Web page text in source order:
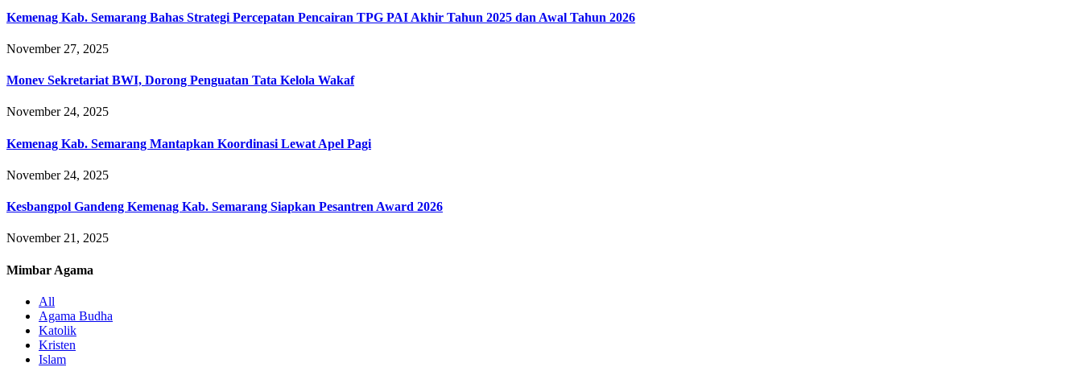
Kemenag Kab. Semarang Bahas Strategi Percepatan Pencairan TPG PAI Akhir Tahun 2025 dan Awal Tahun 2026
November 27, 2025
Monev Sekretariat BWI, Dorong Penguatan Tata Kelola Wakaf
November 24, 2025
Kemenag Kab. Semarang Mantapkan Koordinasi Lewat Apel Pagi
November 24, 2025
Kesbangpol Gandeng Kemenag Kab. Semarang Siapkan Pesantren Award 2026
November 21, 2025
Mimbar Agama
All
Agama Budha
Katolik
Kristen
Islam